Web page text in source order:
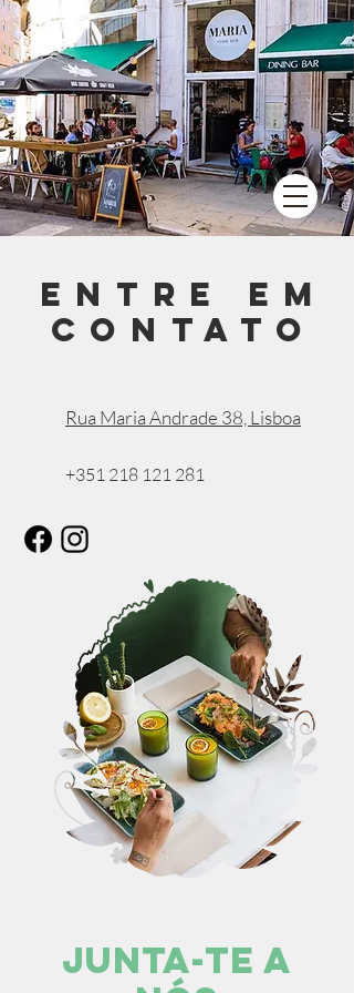
Entre em
contato
Rua Maria Andrade 38, Lisboa
+351 218 121 281
JUNTa-TE A